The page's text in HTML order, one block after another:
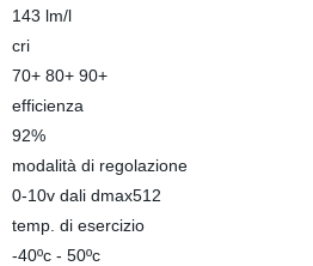
143 lm/l
cri
70+ 80+ 90+
efficienza
92%
modalità di regolazione
0-10v dali dmax512
temp. di esercizio
-40ºc - 50ºc